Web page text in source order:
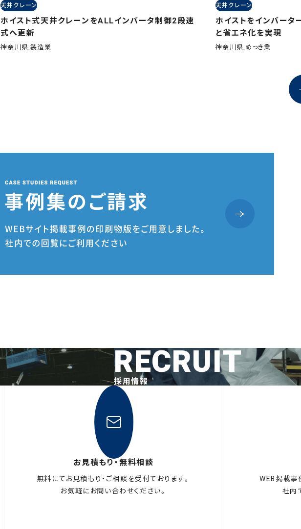
天井クレーン
ホイスト式天井クレーンをALLインバータ制御2段速
式へ更新
神奈川県,製造業
天井クレーン
ホイストをインバータ
と省エネ化を実現
神奈川県,めっき業
採用情報
RECRUIT
お見積もり・無料相談
無料にてお見積もり・ご相談を受付ております。
お気軽にお問い合わせください。
WEB掲載事
社内